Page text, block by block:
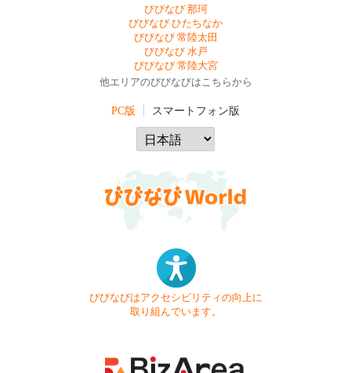
びびなび 那珂
びびなび ひたちなか
びびなび 常陸太田
びびなび 水戸
びびなび 常陸大宮
他エリアのびびなびはこちらから
PC版 スマートフォン版
びびなびはアクセシビリティの向上に
取り組んでいます。